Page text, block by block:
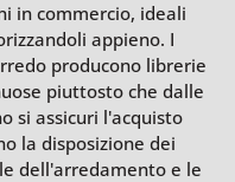
in commercio, ideali
appieno. I
producono librerie
piuttosto che dalle
si assicuri l'acquisto
la disposizione dei
dell'arredamento e le